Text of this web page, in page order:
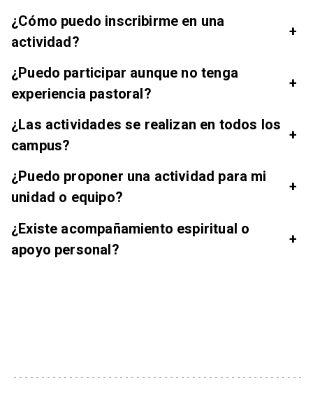
¿Cómo puedo inscribirme en una
actividad?
+
¿Puedo participar aunque no tenga
experiencia pastoral?
+
¿Las actividades se realizan en todos los
campus?
+
¿Puedo proponer una actividad para mi
unidad o equipo?
+
¿Existe acompañamiento espiritual o
apoyo personal?
+